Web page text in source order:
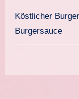
Köstlicher Burgersalat mit veganem Hack und
Burgersauce